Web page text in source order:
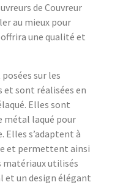
de Couvreur
au mieux pour
une qualité et
sur les
sont réalisées en
Elles sont
métal laqué pour
Elles s’adaptent à
et permettent ainsi
matériaux utilisés
et un design élégant